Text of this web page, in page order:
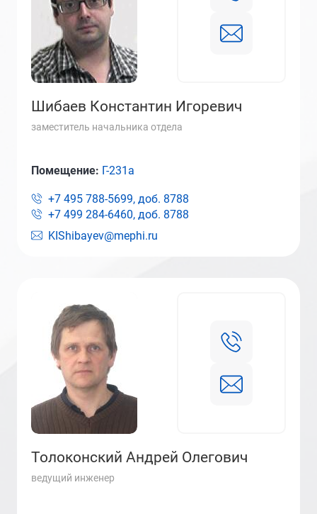
Шибаев Константин Игоревич
заместитель начальника отдела
KIShibayev@mephi.ru
Помещение: Г-231а
+7 495 788-5699, доб. 8788
+7 499 284-6460, доб. 8788
Толоконский Андрей Олегович
ведущий инженер